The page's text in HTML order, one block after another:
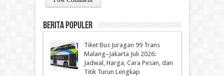
Berita Populer
Tiket Bus Juragan 99 Trans
Malang–Jakarta Juli 2026:
Jadwal, Harga, Cara Pesan, dan
Titik Turun Lengkap